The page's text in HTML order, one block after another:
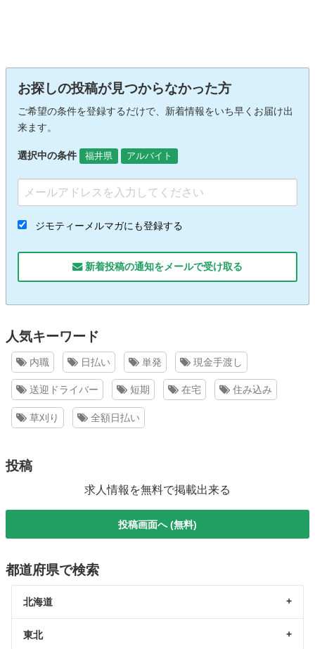
お探しの投稿が見つからなかった方
ご希望の条件を登録するだけで、新着情報をいち早くお届け出
来ます。
選択中の条件 福井県 アルバイト
ジモティーメルマガにも登録する
新着投稿の通知をメールで受け取る
人気キーワード
内職 日払い 単発 現金手渡し
送迎ドライバー 短期 在宅 住み込み
草刈り 全額日払い
投稿
求人情報を無料で掲載出来る
投稿画面へ (無料)
都道府県で検索
北海道
東北